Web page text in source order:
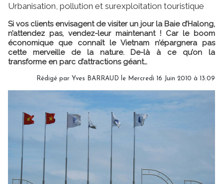
Urbanisation, pollution et surexploitation touristique
Si vos clients envisagent de visiter un jour la Baie d’Halong,
n’attendez pas, vendez-leur maintenant ! Car le boom
économique que connaît le Vietnam n’épargnera pas
cette merveille de la nature. De-là à ce qu’on la
transforme en parc d’attractions géant…
Rédigé par Yves BARRAUD le Mercredi 16 Juin 2010 à 13:09